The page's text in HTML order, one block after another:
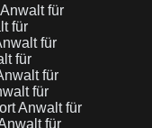
Anwalt für
für
für
für
für
für
Anwalt für
für